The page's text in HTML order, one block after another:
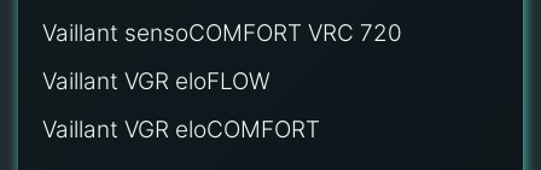
Vaillant sensoCOMFORT VRC 720
Vaillant VGR eloFLOW
Vaillant VGR eloCOMFORT